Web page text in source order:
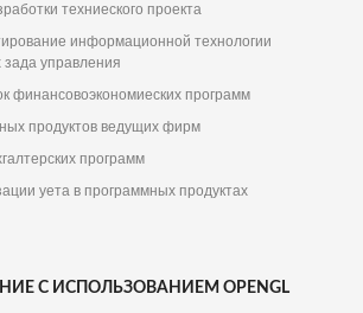
техниеского проекта
информационной технологии
управления
финансовоэкономиеских программ
продуктов ведущих фирм
программ
уета в программных продуктах
С ИСПОЛЬЗОВАНИЕМ OPENGL